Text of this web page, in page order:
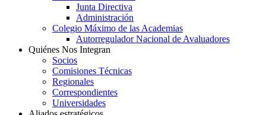
Junta Directiva
Administración
Colegio Máximo de las Academias
Autorregulador Nacional de Avaluadores
Quiénes Nos Integran
Socios
Comisiones Técnicas
Regionales
Correspondientes
Universidades